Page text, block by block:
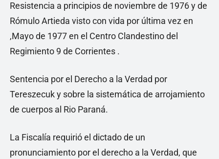
Resistencia a principios de noviembre de 1976 y de
Rómulo Artieda visto con vida por última vez en
,Mayo de 1977 en el Centro Clandestino del
Regimiento 9 de Corrientes .
Sentencia por el Derecho a la Verdad por
Tereszecuk y sobre la sistemática de arrojamiento
de cuerpos al Rio Paraná.
La Fiscalía requirió el dictado de un
pronunciamiento por el derecho a la Verdad, que